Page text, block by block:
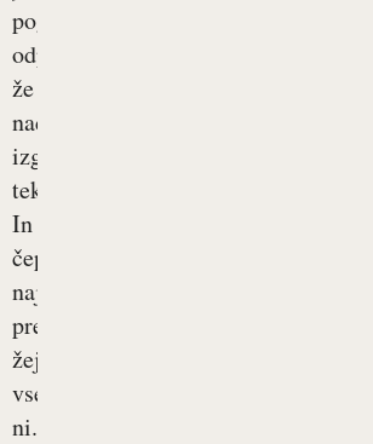
pogosto
odpravi
že
nadomeščanje
izgubljene
tekočine.
In
čeprav
najbolj
prepoznaven,
žeja
vseeno
ni...